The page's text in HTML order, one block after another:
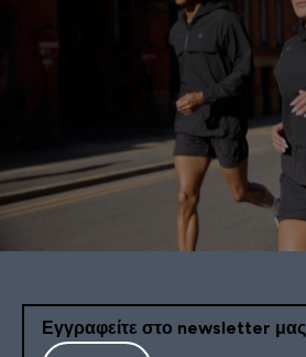
Εγγραφείτε στο newsletter μας